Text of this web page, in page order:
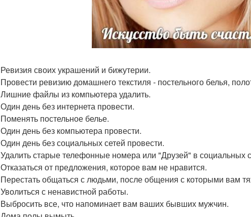
Ревизия своих украшений и бижутерии.
Провести ревизию домашнего текстиля - постельного белья,
Лишние файлы из компьютера удалить.
Один день без интернета провести.
Поменять постельное белье.
Один день без компьютера провести.
Один день без социальных сетей провести.
Удалить старые телефонные номера или "Друзей" в социальных
Отказаться от предложения, которое вам не нравится.
Перестать общаться с людьми, после общения с которыми вам
Уволиться с ненавистной работы.
Выбросить все, что напоминает вам ваших бывших мужчин.